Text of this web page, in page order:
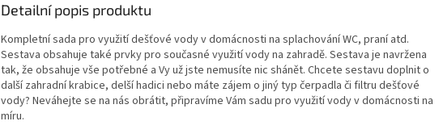
Detailní popis produktu
Kompletní sada pro využití dešťové vody v domácnosti na splachování WC, praní atd.
Sestava obsahuje také prvky pro současné využití vody na zahradě. Sestava je navržena
tak, že obsahuje vše potřebné a Vy už jste nemusíte nic shánět. Chcete sestavu doplnit o
další zahradní krabice, delší hadici nebo máte zájem o jiný typ čerpadla či filtru dešťové
vody? Neváhejte se na nás obrátit, připravíme Vám sadu pro využití vody v domácnosti na
míru.